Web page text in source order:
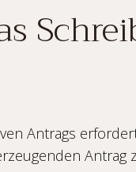
Antrags
Antrag